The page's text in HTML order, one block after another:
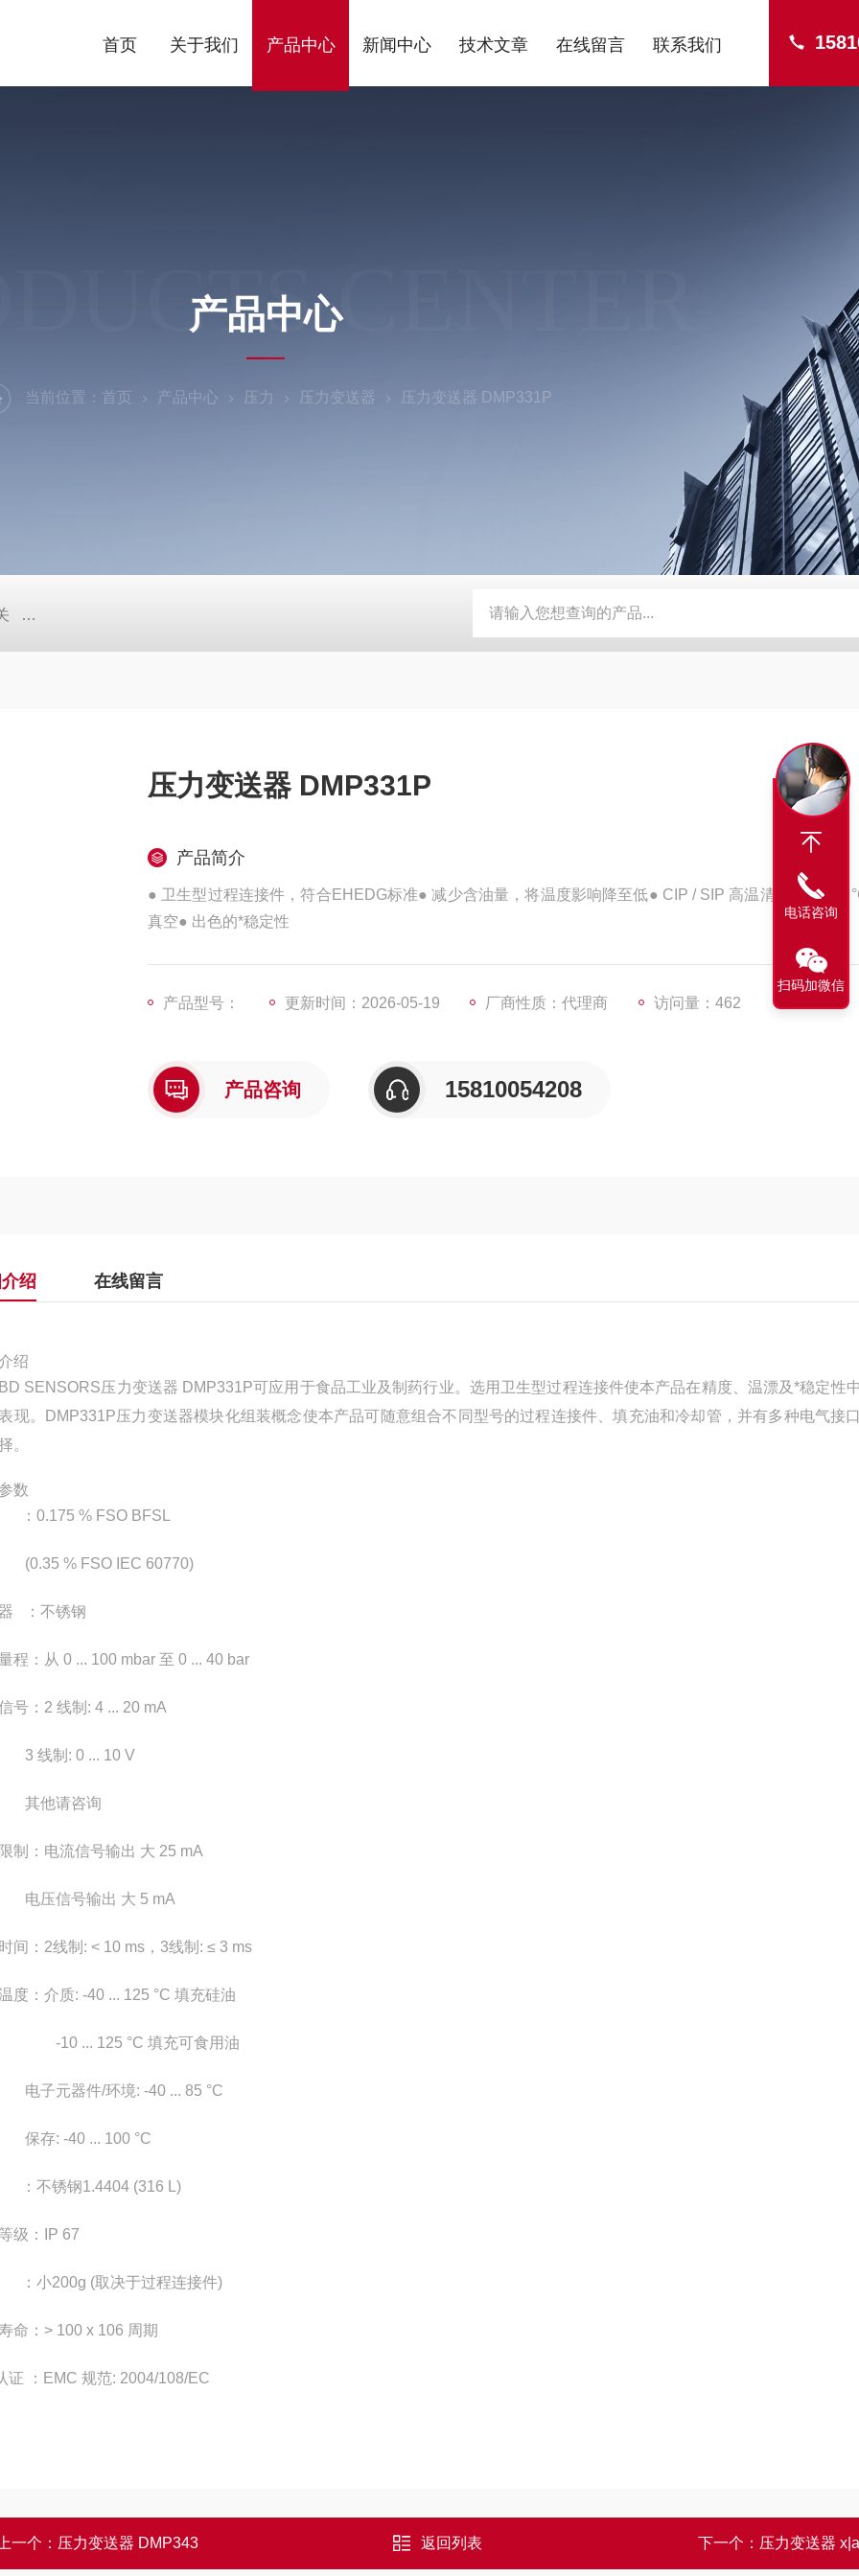
首页 关于我们 产品中心 新闻中心 技术文章 在线留言 联系我们
CENTER
产品中心
当前位置： 首页 产品中心 压力 压力变送器 压力变送器 DMP331P
超声波液位计 ECHOSONIC-Ⅱ系列 LU27/LU23/LU28/LU29 电导式液位开关 NIVOCONT系列 雷达物位计
压力变送器 DMP331P
产品简介
● 卫生型过程连接件，符合EHEDG标准● 减少含油量，将温度影响降至低● CIP / SIP 高温清洗可至150
真空● 出色的*稳定性
产品型号： 更新时间：2026-05-19 厂商性质：代理商 访问量：462
产品咨询 15810054208
绍 在线留言
绍
SENSORS压力变送器 DMP331P可应用于食品工业及制药行业。选用卫生型过程连接件使本产品在精度、温漂及*稳定性
现。DMP331P压力变送器模块化组装概念使本产品可随意组合不同型号的过程连接件、填充油和冷却管，并有多种电气接
。
数
：0.175 % FSO BFSL
% FSO IEC 60770)
：不锈钢
程：从 0 ... 100 mbar 至 0 ... 40 bar
号：2 线制: 4 ... 20 mA
制: 0 ... 10 V
请咨询
制：电流信号输出 大 25 mA
信号输出 大 5 mA
间：2线制: < 10 ms，3线制: ≤ 3 ms
度：介质: -40 ... 125 °C 填充硅油
... 125 °C 填充可食用油
元器件/环境: -40 ... 85 °C
: -40 ... 100 °C
：不锈钢1.4404 (316 L)
级：IP 67
：小200g (取决于过程连接件)
命：> 100 x 106 周期
证 ：EMC 规范: 2004/108/EC
一个： 压力变送器 DMP343 返回列表 下一个： 压力变送器
电话咨询
扫码加微信